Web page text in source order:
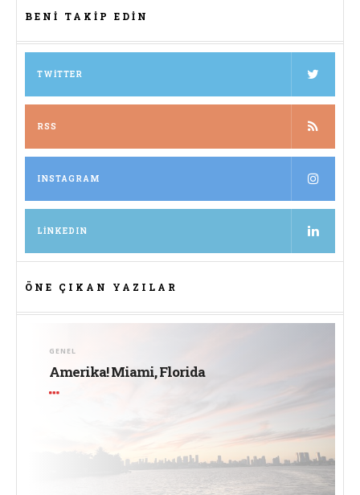
BENI TAKIP EDIN
TWITTER
RSS
INSTAGRAM
LINKEDIN
ÖNE ÇIKAN YAZILAR
GENEL
Amerika! Miami, Florida